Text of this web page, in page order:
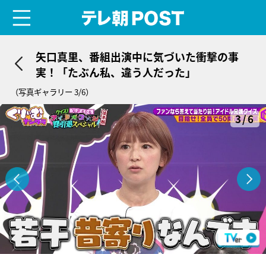
矢口真里、番組出演中に気づいた衝撃の事
実！「たぶん私、違う人だった」
（写真ギャラリー 3/6）
3/6